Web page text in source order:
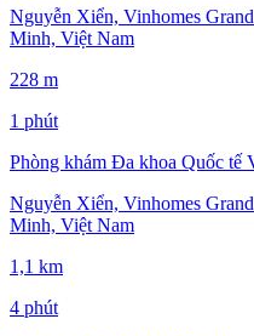
Nguyễn Xiển, Vinhomes
Minh, Việt Nam
228 m
1 phút
Phòng khám Đa khoa Quốc tế
Nguyễn Xiển, Vinhomes
Minh, Việt Nam
1,1 km
4 phút